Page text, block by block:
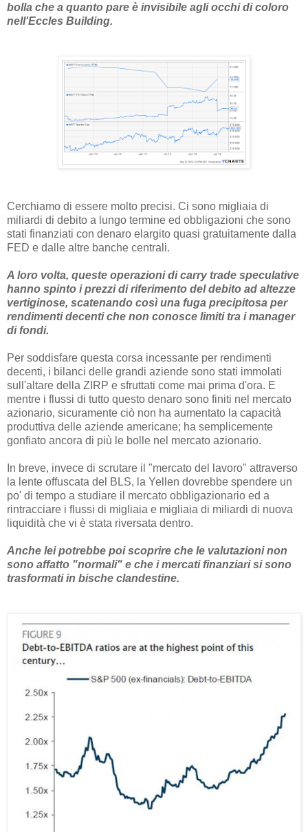
bolla che a quanto pare è invisibile agli occhi di coloro
nell'Eccles Building.
Cerchiamo di essere molto precisi. Ci sono migliaia di
miliardi di debito a lungo termine ed obbligazioni che sono
stati finanziati con denaro elargito quasi gratuitamente dalla
FED e dalle altre banche centrali.
A loro volta, queste operazioni di carry trade speculative
hanno spinto i prezzi di riferimento del debito ad altezze
vertiginose, scatenando così una fuga precipitosa per
rendimenti decenti che non conosce limiti tra i manager
di fondi.
Per soddisfare questa corsa incessante per rendimenti
decenti, i bilanci delle grandi aziende sono stati immolati
sull'altare della ZIRP e sfruttati come mai prima d'ora. E
mentre i flussi di tutto questo denaro sono finiti nel mercato
azionario, sicuramente ciò non ha aumentato la capacità
produttiva delle aziende americane; ha semplicemente
gonfiato ancora di più le bolle nel mercato azionario.
In breve, invece di scrutare il "mercato del lavoro" attraverso
la lente offuscata del BLS, la Yellen dovrebbe spendere un
po' di tempo a studiare il mercato obbligazionario ed a
rintracciare i flussi di migliaia e migliaia di miliardi di nuova
liquidità che vi è stata riversata dentro.
Anche lei potrebbe poi scoprire che le valutazioni non
sono affatto "normali" e che i mercati finanziari si sono
trasformati in bische clandestine.